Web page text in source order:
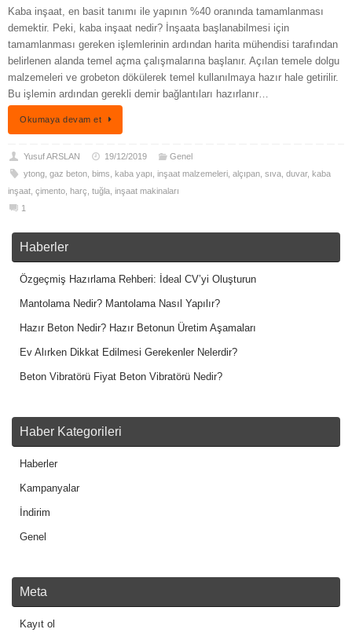
Kaba inşaat, en basit tanımı ile yapının %40 oranında tamamlanması
demektir. Peki, kaba inşaat nedir? İnşaata başlanabilmesi için
tamamlanması gereken işlemlerinin ardından harita mühendisi tarafından
belirlenen alanda temel açma çalışmalarına başlanır. Açılan temele dolgu
malzemeleri ve grobeton dökülerek temel kullanılmaya hazır hale getirilir.
Bu işlemin ardından gerekli demir bağlantıları hazırlanır…
Okumaya devam et
Yusuf ARSLAN 19/12/2019
Genel
ytong, gaz beton, bims kaba yapı inşaat malzemeleri, alçıpan, sıva, duvar, kaba
inşaat çimento harç tuğla inşaat makinaları
1
Haberler
Özgeçmiş Hazırlama Rehberi: İdeal CV’yi Oluşturun
Mantolama Nedir? Mantolama Nasıl Yapılır?
Hazır Beton Nedir? Hazır Betonun Üretim Aşamaları
Ev Alırken Dikkat Edilmesi Gerekenler Nelerdir?
Beton Vibratörü Fiyat Beton Vibratörü Nedir?
Haber Kategorileri
Haberler
Kampanyalar
İndirim
Genel
Meta
Kayıt ol